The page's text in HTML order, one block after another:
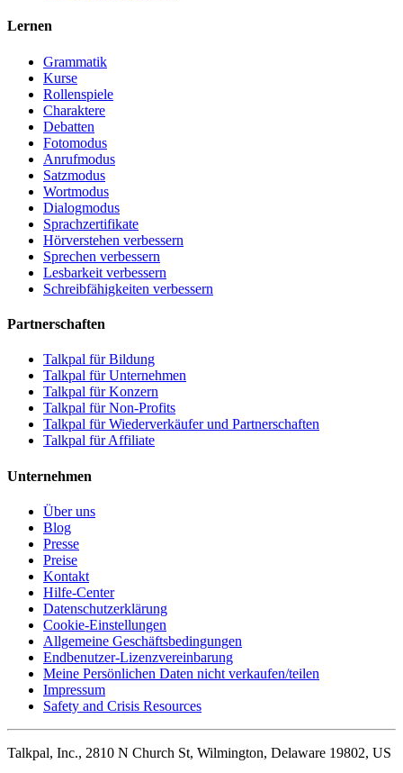
Lernen
Grammatik
Kurse
Rollenspiele
Charaktere
Debatten
Fotomodus
Anrufmodus
Satzmodus
Wortmodus
Dialogmodus
Sprachzertifikate
Hörverstehen verbessern
Sprechen verbessern
Lesbarkeit verbessern
Schreibfähigkeiten verbessern
Partnerschaften
Talkpal für Bildung
Talkpal für Unternehmen
Talkpal für Konzern
Talkpal für Non-Profits
Talkpal für Wiederverkäufer und Partnerschaften
Talkpal für Affiliate
Unternehmen
Über uns
Blog
Presse
Preise
Kontakt
Hilfe-Center
Datenschutzerklärung
Cookie-Einstellungen
Allgemeine Geschäftsbedingungen
Endbenutzer-Lizenzvereinbarung
Meine Persönlichen Daten nicht verkaufen/teilen
Impressum
Safety and Crisis Resources
Talkpal, Inc., 2810 N Church St, Wilmington, Delaware 19802, US